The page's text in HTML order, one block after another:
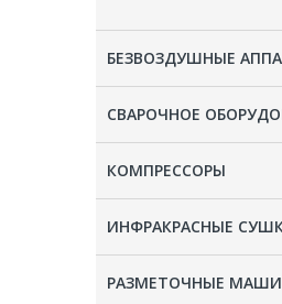
БЕЗВОЗДУШНЫЕ
СВАРОЧНОЕ
КОМПРЕССОРЫ
ИНФРАКРАСНЫЕ
РАЗМЕТОЧНЫЕ